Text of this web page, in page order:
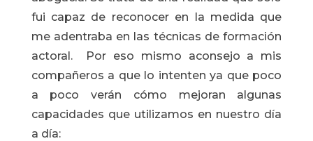
fui capaz de reconocer en la medida que
me adentraba en las técnicas de formación
actoral. Por eso mismo aconsejo a mis
compañeros a que lo intenten ya que poco
a poco verán cómo mejoran algunas
capacidades que utilizamos en nuestro día
a día: